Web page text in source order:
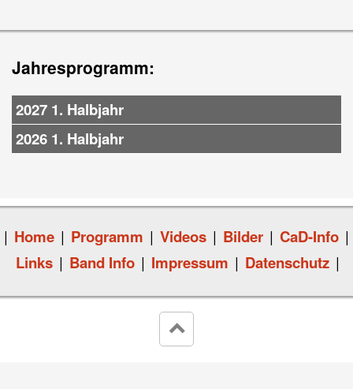
Jahresprogramm:
2027 1. Halbjahr
2026 1. Halbjahr
| Home | Programm | Videos | Bilder | CaD-Info |
Links | Band Info | Impressum | Datenschutz |
keyboard_arrow_up